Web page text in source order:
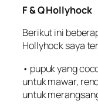
F & Q Hollyhock
Berikut ini
Hollyhock saya
• pupuk yang
untuk mawar,
untuk